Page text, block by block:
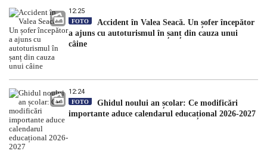
12:25
FOTO
Accident în Valea Seacă. Un șofer începător
a ajuns cu autoturismul în șanț din cauza unui
câine
12:24
FOTO
Ghidul noului an școlar: Ce modificări
importante aduce calendarul educațional 2026-2027